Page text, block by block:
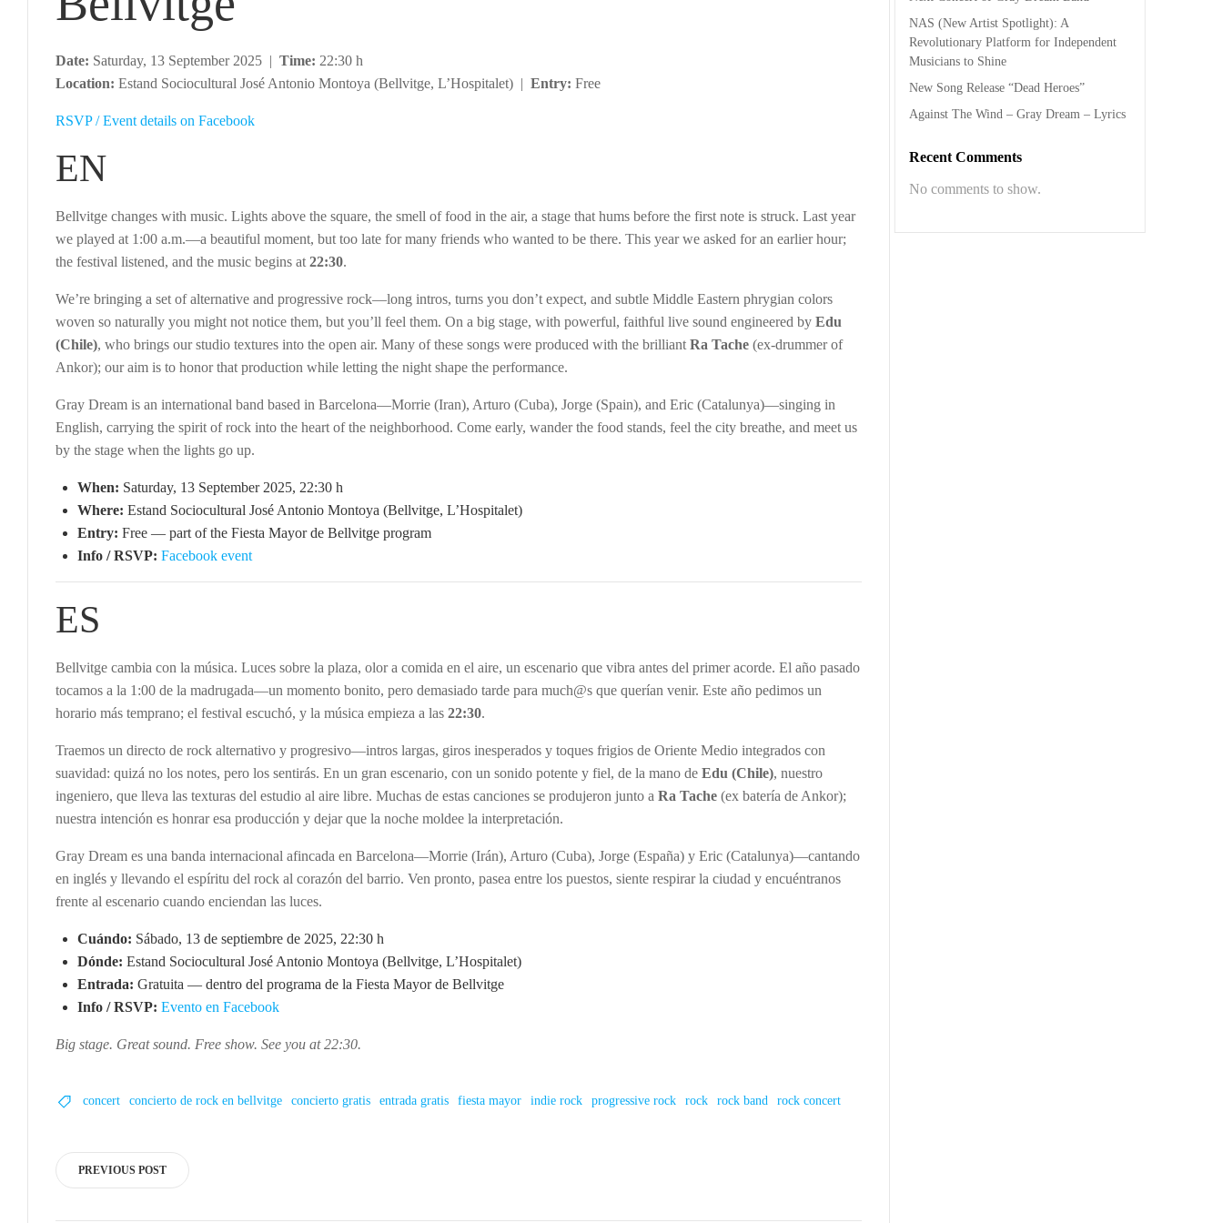
Date: Saturday, 13 September 2025 | Time: 22:30 h
Location: Estand Sociocultural José Antonio Montoya (Bellvitge, L’Hospitalet) | Entry: Free
RSVP / Event details on Facebook
EN
Bellvitge changes with music. Lights above the square, the smell of food in the air, a stage that hums before the first note is struck. Last year
we played at 1:00 a.m.—a beautiful moment, but too late for many friends who wanted to be there. This year we asked for an earlier hour;
the festival listened, and the music begins at 22:30.
We’re bringing a set of alternative and progressive rock—long intros, turns you don’t expect, and subtle Middle Eastern phrygian colors
woven so naturally you might not notice them, but you’ll feel them. On a big stage, with powerful, faithful live sound engineered by Edu
(Chile), who brings our studio textures into the open air. Many of these songs were produced with the brilliant Ra Tache (ex-drummer of
Ankor); our aim is to honor that production while letting the night shape the performance.
Gray Dream is an international band based in Barcelona—Morrie (Iran), Arturo (Cuba), Jorge (Spain), and Eric (Catalunya)—singing in
English, carrying the spirit of rock into the heart of the neighborhood. Come early, wander the food stands, feel the city breathe, and meet us
by the stage when the lights go up.
When: Saturday, 13 September 2025, 22:30 h
Where: Estand Sociocultural José Antonio Montoya (Bellvitge, L’Hospitalet)
Entry: Free — part of the Fiesta Mayor de Bellvitge program
Info / RSVP: Facebook event
ES
Bellvitge cambia con la música. Luces sobre la plaza, olor a comida en el aire, un escenario que vibra antes del primer acorde. El año pasado
tocamos a la 1:00 de la madrugada—un momento bonito, pero demasiado tarde para much@s que querían venir. Este año pedimos un
horario más temprano; el festival escuchó, y la música empieza a las 22:30.
Traemos un directo de rock alternativo y progresivo—intros largas, giros inesperados y toques frigios de Oriente Medio integrados con
suavidad: quizá no los notes, pero los sentirás. En un gran escenario, con un sonido potente y fiel, de la mano de Edu (Chile), nuestro
ingeniero, que lleva las texturas del estudio al aire libre. Muchas de estas canciones se produjeron junto a Ra Tache (ex batería de Ankor);
nuestra intención es honrar esa producción y dejar que la noche moldee la interpretación.
Gray Dream es una banda internacional afincada en Barcelona—Morrie (Irán), Arturo (Cuba), Jorge (España) y Eric (Catalunya)—cantando
en inglés y llevando el espíritu del rock al corazón del barrio. Ven pronto, pasea entre los puestos, siente respirar la ciudad y encuéntranos
frente al escenario cuando enciendan las luces.
Cuándo: Sábado, 13 de septiembre de 2025, 22:30 h
Dónde: Estand Sociocultural José Antonio Montoya (Bellvitge, L’Hospitalet)
Entrada: Gratuita — dentro del programa de la Fiesta Mayor de Bellvitge
Info / RSVP: Evento en Facebook
Big stage. Great sound. Free show. See you at 22:30.
concert concierto de rock en bellvitge concierto gratis entrada gratis fiesta mayor indie rock progressive rock rock rock band rock concert
Post
PREVIOUS POST
NAS (New Artist Spotlight): A
Revolutionary Platform for Independent
Musicians to Shine
New Song Release “Dead Heroes”
Against The Wind – Gray Dream – Lyrics
Recent Comments
No comments to show.